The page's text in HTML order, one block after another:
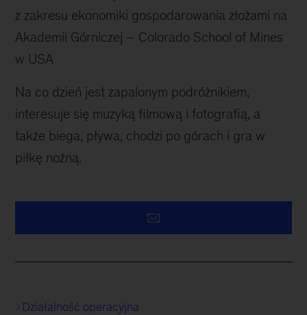
z zakresu ekonomiki gospodarowania złożami na
Akademii Górniczej – Colorado School of Mines
w USA
Na co dzień jest zapalonym podróżnikiem,
interesuje się muzyką filmową i fotografią, a
także biega, pływa, chodzi po górach i gra w
piłkę nożną.
Działalność operacyjna